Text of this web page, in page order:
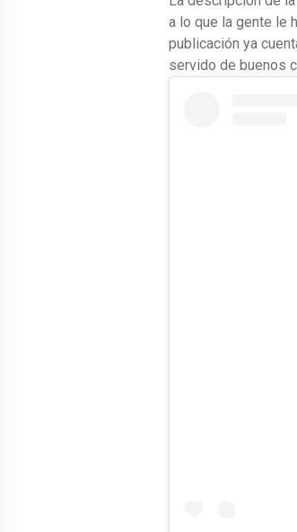
a lo que la gente le
publicación ya
servido de buenos